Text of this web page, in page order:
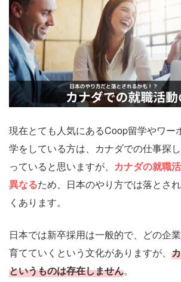
現在とても人気にあるCoop留学やワー
学をしている方は、カナダでの仕事探
っていると思いますが、 カナダの就職
異なるため、日本のやり方では落とさ
くあります。
日本では新卒採用は一般的で、どの企
育てていくという文化がありますが、
というものは存在しません。